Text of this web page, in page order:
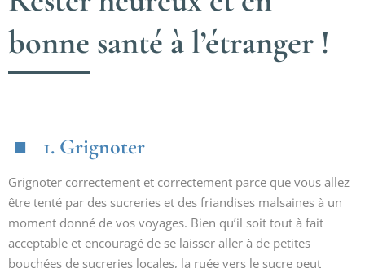
bonne santé à l’étranger !
1. Grignoter
Grignoter correctement et correctement parce que vous allez
être tenté par des sucreries et des friandises malsaines à un
moment donné de vos voyages. Bien qu’il soit tout à fait
acceptable et encouragé de se laisser aller à de petites
bouchées de sucreries locales, la ruée vers le sucre peut